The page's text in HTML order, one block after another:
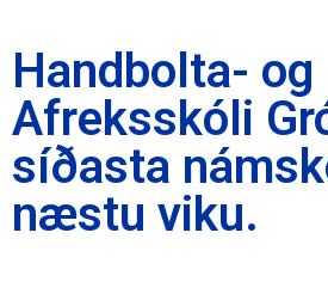
Handbolta- og
Afreksskóli
síðasta
næstu viku.